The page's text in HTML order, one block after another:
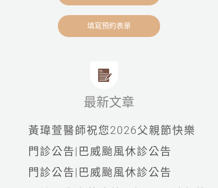
填寫預約表單
最新文章
黃瑋萱醫師祝您2026父親節快樂
門診公告|巴威颱風休診公告
門診公告|巴威颱風休診公告